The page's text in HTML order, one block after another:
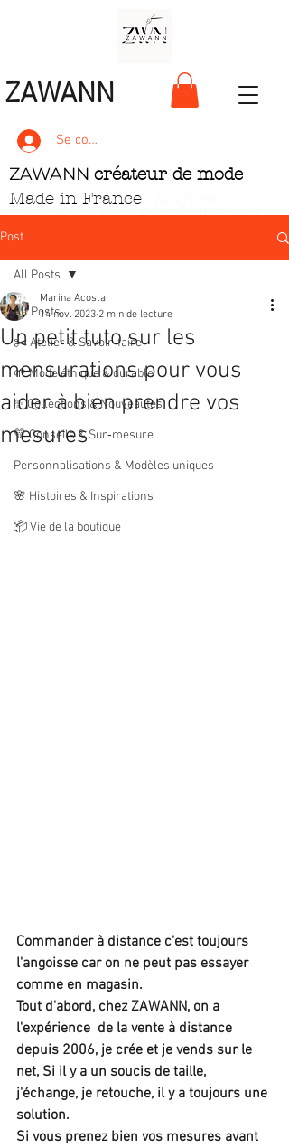
ZAWANN
Se connecter
ZAWANN créateur de mode
Made in France
écoresponsables pour femme. Un
Post
All Posts
✂️ Atelier & Savoir‑faire
🌱 Mode éthique & durable
✨ Collections & Nouveautés
💛 Conseils & Sur‑mesure
Personnalisations & Modèles uniques
🌸 Histoires & Inspirations
📦 Vie de la boutique
All Posts
Un petit tuto sur les
mensurations pour vous
aider à bien prendre vos
mesures
Marina Acosta
14 nov. 2023 2 min de lecture
Commander à distance c'est toujours
l'angoisse car on ne peut pas essayer
comme en magasin.
Tout d'abord, chez ZAWANN, on a
l'expérience  de la vente à distance
depuis 2006, je crée et je vends sur le
net, Si il y a un soucis de taille,
j'échange, je retouche, il y a toujours une
solution.
Si vous prenez bien vos mesures avant